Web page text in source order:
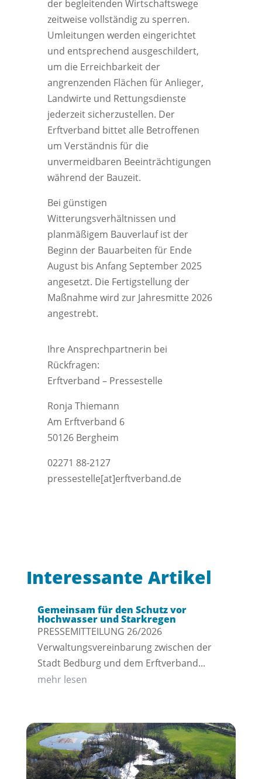
der begleitenden Wirtschaftswege
zeitweise vollständig zu sperren.
Umleitungen werden eingerichtet
und entsprechend ausgeschildert,
um die Erreichbarkeit der
angrenzenden Flächen für Anlieger,
Landwirte und Rettungsdienste
jederzeit sicherzustellen. Der
Erftverband bittet alle Betroffenen
um Verständnis für die
unvermeidbaren Beeinträchtigungen
während der Bauzeit.
Bei günstigen
Witterungsverhältnissen und
planmäßigem Bauverlauf ist der
Beginn der Bauarbeiten für Ende
August bis Anfang September 2025
angesetzt. Die Fertigstellung der
Maßnahme wird zur Jahresmitte 2026
angestrebt.
Ihre Ansprechpartnerin bei
Rückfragen:
Erftverband – Pressestelle
Ronja Thiemann
Am Erftverband 6
50126 Bergheim
02271 88-2127
pressestelle[at]erftverband.de
Interessante Artikel
Gemeinsam für den Schutz vor
Hochwasser und Starkregen
PRESSEMITTEILUNG 26/2026
Verwaltungsvereinbarung zwischen der
Stadt Bedburg und dem Erftverband...
mehr lesen